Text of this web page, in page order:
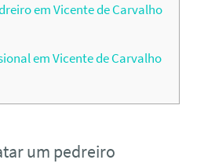
em Vicente de Carvalho
em Vicente de Carvalho
um pedreiro